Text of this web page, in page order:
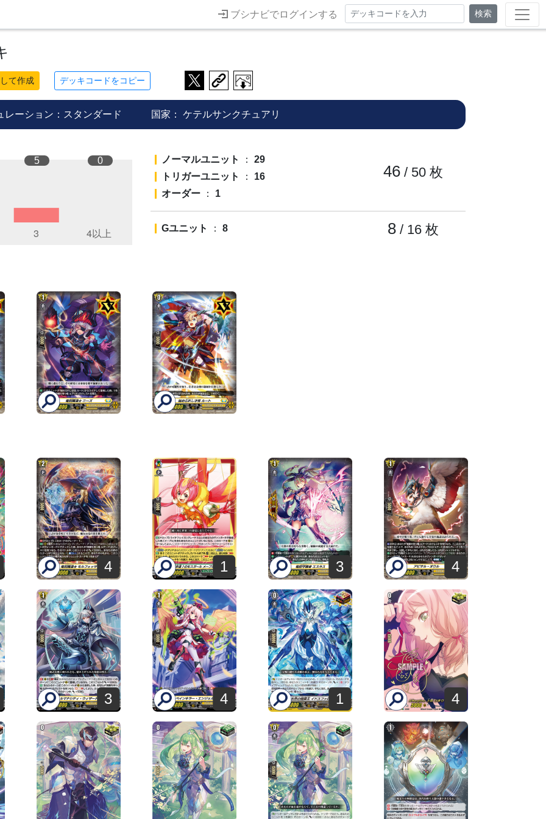
ブシナビでログインする 検索
て作成 デッキコードをコピー
レーション：スタンダード 国家： ケテルサンクチュアリ
5 0 ノーマルユニット ： 29
トリガーユニット
： 16
オーダー： 1
46/ 50枚
Gユニット ： 8 8/ 16枚
4 1 3 4
3 4 1 4